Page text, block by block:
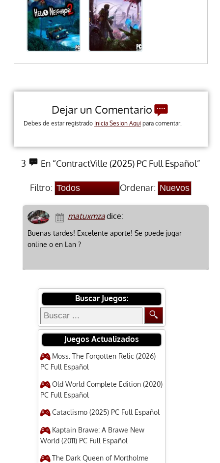
Dejar un Comentario
Debes de estar registrado Inicia Sesion Aqui para comentar.
3 En “ContractVille (2025) PC Full Español”
Filtro: Ordenar:
matuxmzadice:
Buenas tardes! Excelente aporte! Se puede jugar
online o en Lan ?
Buscar Juegos:
Juegos Actualizados
Moss: The Forgotten Relic (2026)
PC Full Español
Old World Complete Edition (2020)
PC Full Español
Cataclismo (2025) PC Full Español
Kaptain Brawe: A Brawe New
World (2011) PC Full Español
The Dark Queen of Mortholme